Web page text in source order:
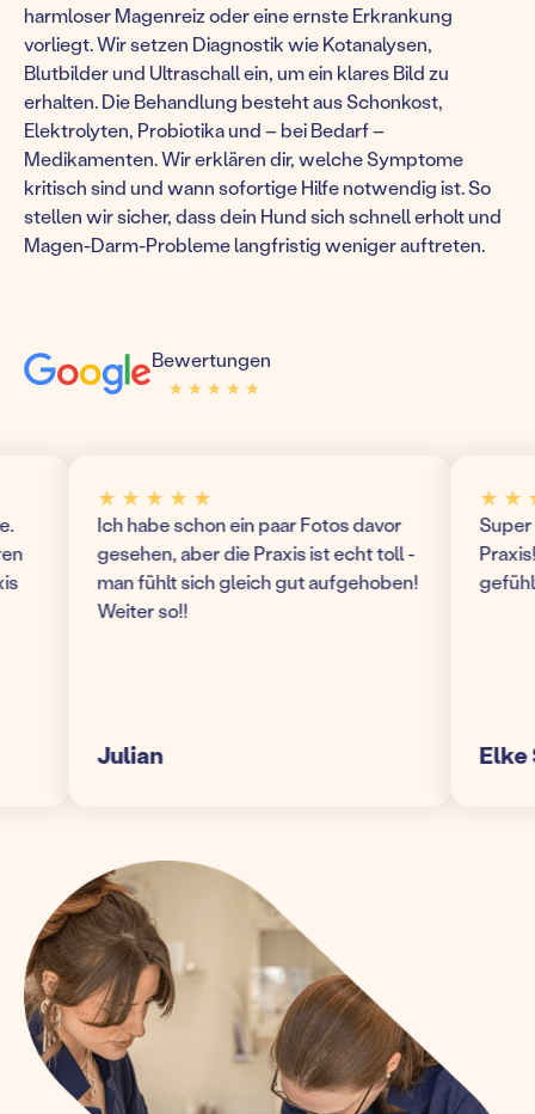
harmloser Magenreiz oder eine ernste Erkrankung
vorliegt. Wir setzen Diagnostik wie Kotanalysen,
Blutbilder und Ultraschall ein, um ein klares Bild zu
erhalten. Die Behandlung besteht aus Schonkost,
Elektrolyten, Probiotika und – bei Bedarf –
Medikamenten. Wir erklären dir, welche Symptome
kritisch sind und wann sofortige Hilfe notwendig ist. So
stellen wir sicher, dass dein Hund sich schnell erholt und
Magen-Darm-Probleme langfristig weniger auftreten.
Bewertungen
★ ★ ★ ★ ★
★ ★ ★ ★ ★
★ ★ ★ ★ ★
Ich habe schon ein paar Fotos davor
gesehen, aber die Praxis ist echt toll -
man fühlt sich gleich gut aufgehoben!
Weiter so!!
Julian
★ ★ ★
Super
Praxis!
gefühlt
Elke S.